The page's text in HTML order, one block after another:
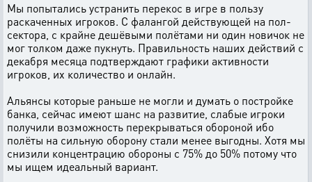
Мы попытались устранить перекос в игре в пользу
раскаченных игроков. С фалангой действующей на пол-
сектора, с крайне дешёвыми полётами ни один новичок не
мог толком даже пукнуть. Правильность наших действий с
декабря месяца подтверждают графики активности
игроков, их количество и онлайн.
Альянсы которые раньше не могли и думать о постройке
банка, сейчас имеют шанс на развитие, слабые игроки
получили возможность перекрываться обороной ибо
полёты на сильную оборону стали менее выгодны. Хотя мы
снизили концентрацию обороны с 75% до 50% потому что
мы ищем идеальный вариант.